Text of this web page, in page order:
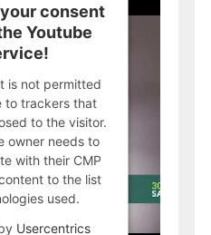
consent
Youtube
is not permitted
to trackers that
to the visitor.
owner needs to
with their CMP
to the list
used.
Usercentrics